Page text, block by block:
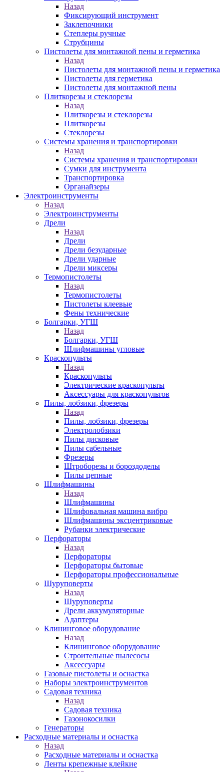
Назад
Фиксирующий инструмент
Заклепочники
Степлеры ручные
Струбцины
Пистолеты для монтажной пены и герметика
Назад
Пистолеты для монтажной пены и герметика
Пистолеты для герметика
Пистолеты для монтажной пены
Плиткорезы и стеклорезы
Назад
Плиткорезы и стеклорезы
Плиткорезы
Стеклорезы
Системы хранения и транспортировки
Назад
Системы хранения и транспортировки
Сумки для инструмента
Транспортировка
Органайзеры
Электроинструменты
Назад
Электроинструменты
Дрели
Назад
Дрели
Дрели безударные
Дрели ударные
Дрели миксеры
Термопистолеты
Назад
Термопистолеты
Пистолеты клеевые
Фены технические
Болгарки, УГШ
Назад
Болгарки, УГШ
Шлифмашины угловые
Краскопульты
Назад
Краскопульты
Электрические краскопульты
Аксессуары для краскопультов
Пилы, лобзики, фрезеры
Назад
Пилы, лобзики, фрезеры
Электролобзики
Пилы дисковые
Пилы сабельные
Фрезеры
Штроборезы и бороздоделы
Пилы цепные
Шлифмашины
Назад
Шлифмашины
Шлифовальная машина вибро
Шлифмашины эксцентриковые
Рубанки электрические
Перфораторы
Назад
Перфораторы
Перфораторы бытовые
Перфораторы профессиональные
Шуруповерты
Назад
Шуруповерты
Дрели аккумуляторные
Адаптеры
Клининговое оборудование
Назад
Клининговое оборудование
Строительные пылесосы
Аксессуары
Газовые пистолеты и оснастка
Наборы электроинструментов
Садовая техника
Назад
Садовая техника
Газонокосилки
Генераторы
Расходные материалы и оснастка
Назад
Расходные материалы и оснастка
Ленты крепежные клейкие